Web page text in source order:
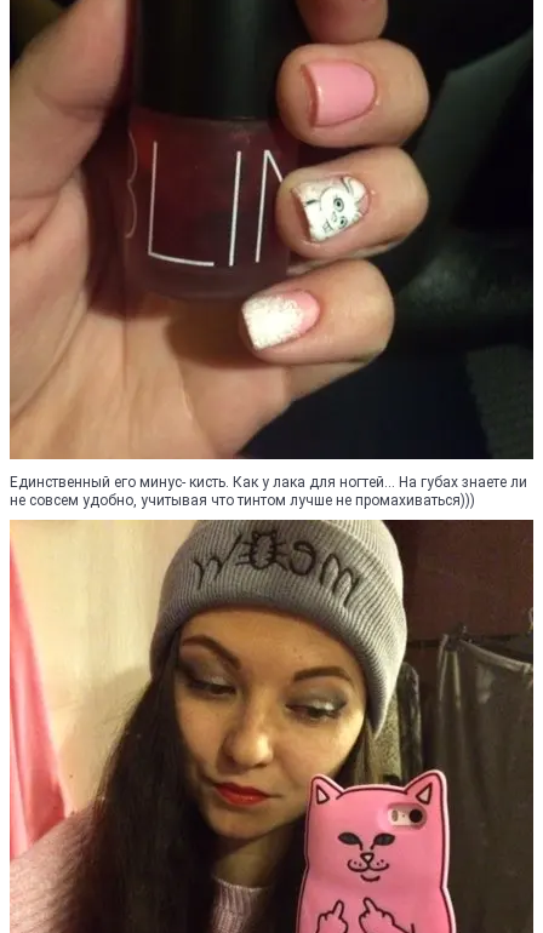
Единственный его минус- кисть. Как у лака для ногтей... На губах знаете ли
не совсем удобно, учитывая что тинтом лучше не промахиваться)))